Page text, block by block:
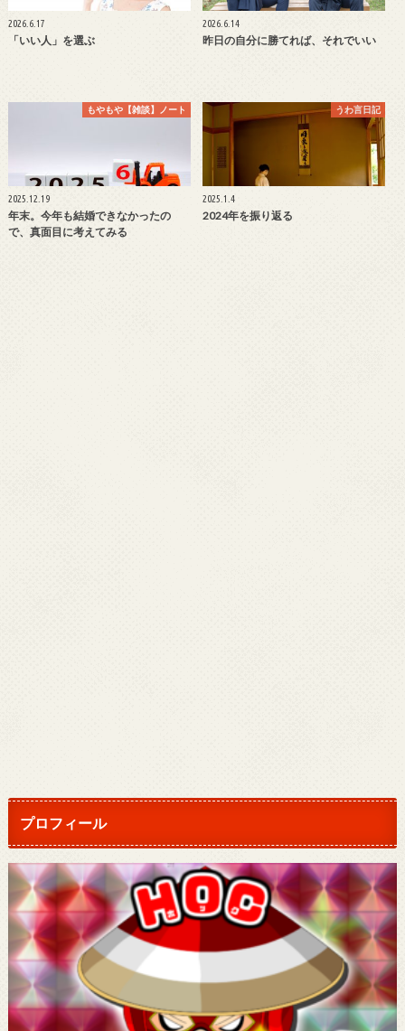
2026.6.17
「いい人」を選ぶ
2026.6.14
昨日の自分に勝てれば、それでいい
もやもや【雑談】ノート
2025.12.19
年末。今年も結婚できなかったの
で、真面目に考えてみる
うわ言日記
2025.1.4
2024年を振り返る
プロフィール